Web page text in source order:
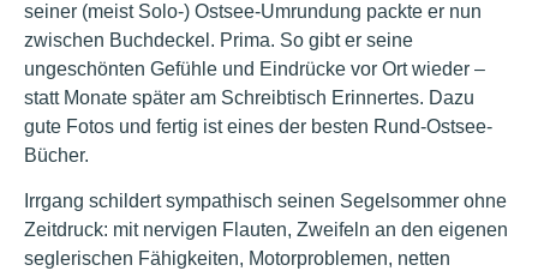
seiner (meist Solo-) Ostsee-Umrundung packte er nun
zwischen Buchdeckel. Prima. So gibt er seine
ungeschönten Gefühle und Eindrücke vor Ort wieder –
statt Monate später am Schreibtisch Erinnertes. Dazu
gute Fotos und fertig ist eines der besten Rund-Ostsee-
Bücher.
Irrgang schildert sympathisch seinen Segelsommer ohne
Zeitdruck: mit nervigen Flauten, Zweifeln an den eigenen
seglerischen Fähigkeiten, Motorproblemen, netten